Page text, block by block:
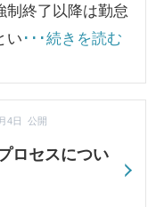
制終了以降は勤怠
い ･･･続きを読む
ロセスについ
4日 公開